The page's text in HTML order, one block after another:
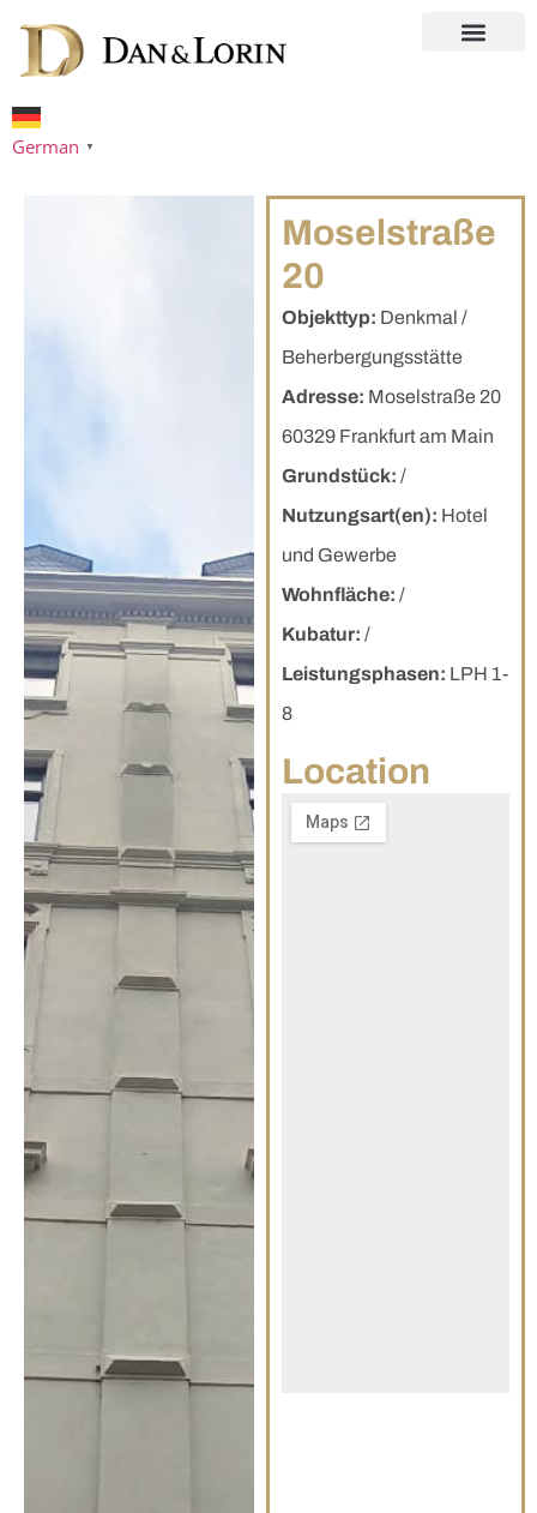
German ▼
Moselstraße
20
Objekttyp: Denkmal /
Beherbergungsstätte
Adresse: Moselstraße 20
60329 Frankfurt am Main
Grundstück: /
Nutzungsart(en): Hotel
und Gewerbe
Wohnfläche: /
Kubatur: /
Leistungsphasen: LPH 1-
8
Location